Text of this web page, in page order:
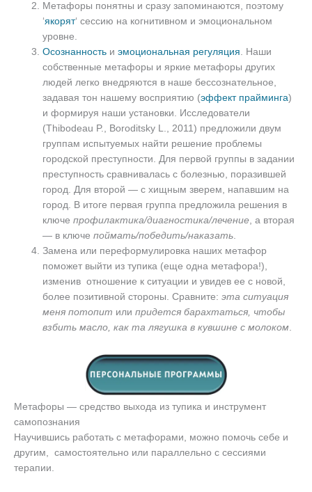
Метафоры понятны и сразу запоминаются, поэтому
‘якорят‘ сессию на когнитивном и эмоциональном
уровне.
Осознанность иэмоциональная регуляция. Наши
собственные метафоры и яркие метафоры других
людей легко внедряются в наше бессознательное,
задавая тон нашему восприятию (эффект прайминга)
и формируя наши установки. Исследователи
(Thibodeau P., Boroditsky L., 2011) предложили двум
группам испытуемых найти решение проблемы
городской преступности. Для первой группы в задании
преступность сравнивалась с болезнью, поразившей
город. Для второй — с хищным зверем, напавшим на
город. В итоге первая группа предложила решения в
ключепрофилактика/диагностика/лечение, а вторая
— в ключепоймать/победить/наказать.
Замена или переформулировка наших метафор
поможет выйти из тупика (еще одна метафора!),
изменив отношение к ситуации и увидев ее с новой,
более позитивной стороны. Сравните:эта ситуация
меня потопит илипридется барахтаться, чтобы
взбить масло, как та лягушка в кувшине с молоком.
Метафоры — средство выхода из тупика и инструмент
самопознания
Научившись работать с метафорами, можно помочь себе и
другим, самостоятельно или параллельно с сессиями
терапии.